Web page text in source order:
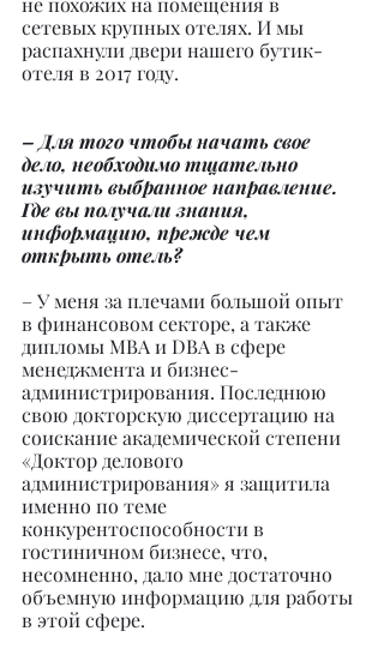
сетевых крупных отелях. И мы
распахнули двери нашего бутик-
отеля в 2017 году.
– Для того чтобы начать свое
дело, необходимо тщательно
изучить выбранное направление.
Где вы получали знания,
информацию, прежде чем
открыть отель?
– У меня за плечами большой опыт
в финансовом секторе, а также
дипломы MBA и DBA в сфере
менеджмента и бизнес-
администрирования. Последнюю
свою докторскую диссертацию на
соискание академической степени
«Доктор делового
администрирования» я защитила
именно по теме
конкурентоспособности в
гостиничном бизнесе, что,
несомненно, дало мне достаточно
объемную информацию для работы
в этой сфере.